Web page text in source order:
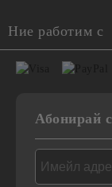
Ние работим с
Абонирай